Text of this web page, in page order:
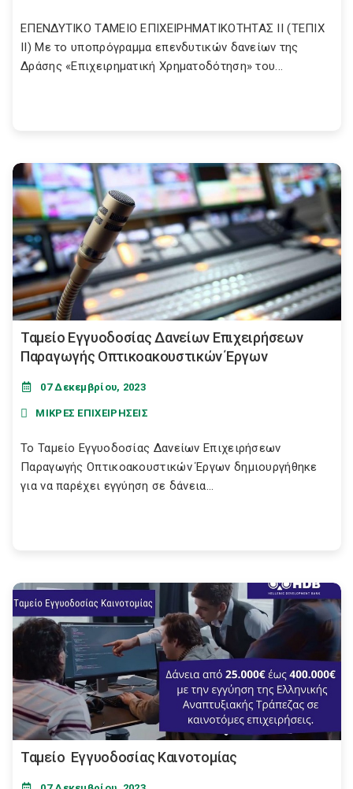
ΕΠΕΝΔΥΤΙΚΟ ΤΑΜΕΙΟ ΕΠΙΧΕΙΡΗΜΑΤΙΚΟΤΗΤΑΣ ΙΙ (ΤΕΠΙΧ
ΙΙ) Με το υποπρόγραμμα επενδυτικών δανείων της
Δράσης «Επιχειρηματική Χρηματοδότηση» του...
Ταμείο Εγγυοδοσίας Δανείων Επιχειρήσεων
Παραγωγής Οπτικοακουστικών Έργων
07 Δεκεμβρίου, 2023
ΜΙΚΡΕΣ ΕΠΙΧΕΙΡΗΣΕΙΣ
Το Ταμείο Εγγυοδοσίας Δανείων Επιχειρήσεων
Παραγωγής Οπτικοακουστικών Έργων δημιουργήθηκε
για να παρέχει εγγύηση σε δάνεια...
Ταμείο Εγγυοδοσίας Καινοτομίας